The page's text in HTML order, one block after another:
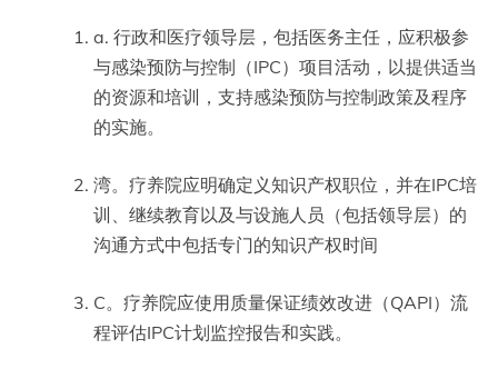
a. 行政和医疗领导层，包括医务主任，应积极参
与感染预防与控制（IPC）项目活动，以提供适当
的资源和培训，支持感染预防与控制政策及程序
的实施。
湾。疗养院应明确定义知识产权职位，并在IPC培
训、继续教育以及与设施人员（包括领导层）的
沟通方式中包括专门的知识产权时间
C。疗养院应使用质量保证绩效改进（QAPI）流
程评估IPC计划监控报告和实践。